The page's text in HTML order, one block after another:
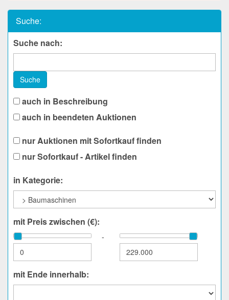
Suche:
Suche nach:
Suche
auch in Beschreibung
auch in beendeten Auktionen
nur Auktionen mit Sofortkauf finden
nur Sofortkauf - Artikel finden
in Kategorie:
mit Preis zwischen (€):
-
mit Ende innerhalb: